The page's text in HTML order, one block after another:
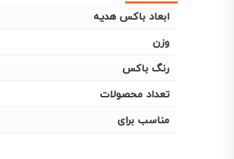
ابعاد باکس هدیه
وزن
رنگ باکس
تعداد محصولات
مناسب برای